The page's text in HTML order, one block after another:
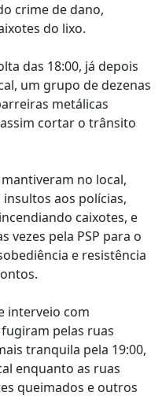
crime de dano,
do lixo.
das 18:00, já depois
um grupo de dezenas
metálicas
cortar o trânsito
no local,
aos polícias,
caixotes, e
vezes pela PSP para o
e resistência
interveio com
pelas ruas
tranquila pela 19:00,
enquanto as ruas
queimados e outros